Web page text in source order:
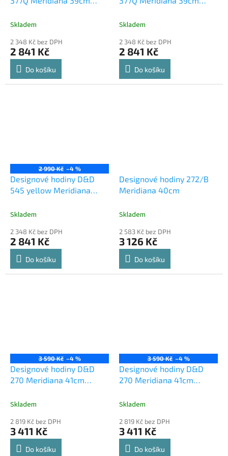
lak
Skladem
2 348 Kč bez DPH
2 841 Kč
Do košíku
oranžový lak
Skladem
2 348 Kč bez DPH
2 841 Kč
Do košíku
2 990 Kč –4 %
Designové hodiny D&D
545 yellow Meridiana
Skladem
2 348 Kč bez DPH
2 841 Kč
Do košíku
Designové hodiny 272/B
Meridiana 40cm
Skladem
2 583 Kč bez DPH
3 126 Kč
Do košíku
3 590 Kč –4 %
Designové hodiny D&D
270 Meridiana 41cm
červený lak
Skladem
2 819 Kč bez DPH
3 411 Kč
Do košíku
3 590 Kč –4 %
Designové hodiny D&D
270 Meridiana 41cm
oranžový lak
Skladem
2 819 Kč bez DPH
3 411 Kč
Do košíku